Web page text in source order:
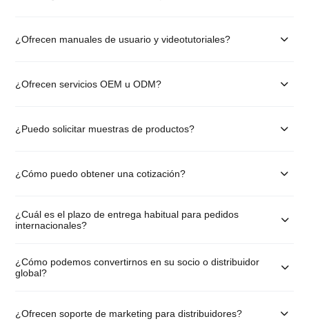
¿Ofrecen manuales de usuario y videotutoriales?
¿Ofrecen servicios OEM u ODM?
¿Puedo solicitar muestras de productos?
¿Cómo puedo obtener una cotización?
¿Cuál es el plazo de entrega habitual para pedidos
internacionales?
¿Cómo podemos convertirnos en su socio o distribuidor
global?
¿Ofrecen soporte de marketing para distribuidores?